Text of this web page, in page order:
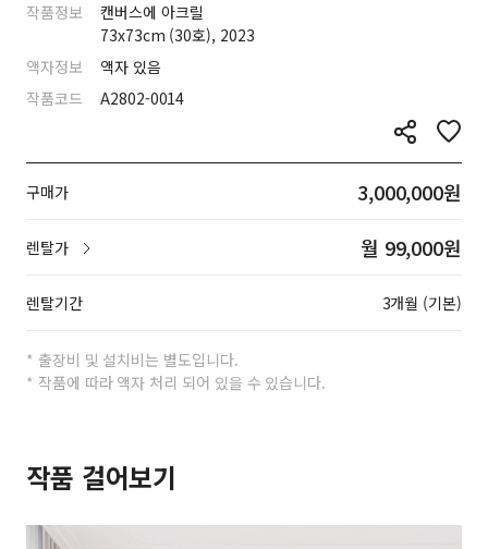
작품정보
캔버스에 아크릴
73x73cm (30호), 2023
액자정보
액자 있음
작품코드
A2802-0014
구매가 3,000,000원
렌탈가 월 99,000원
렌탈기간 3개월 (기본)
* 출장비 및 설치비는 별도입니다.
* 작품에 따라 액자 처리 되어 있을 수 있습니다.
작품 걸어보기